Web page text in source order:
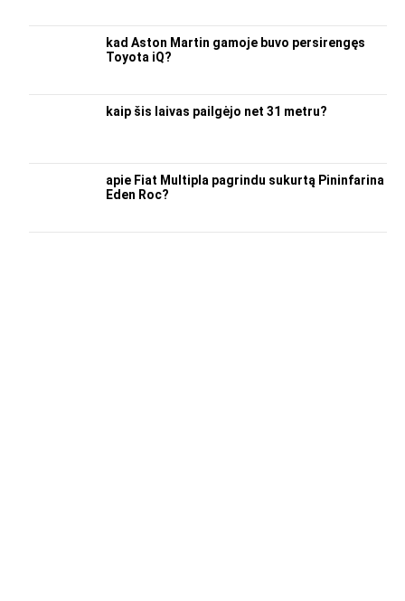
kad Aston Martin gamoje buvo persirengęs
Toyota iQ?
kaip šis laivas pailgėjo net 31 metru?
apie Fiat Multipla pagrindu sukurtą Pininfarina
Eden Roc?